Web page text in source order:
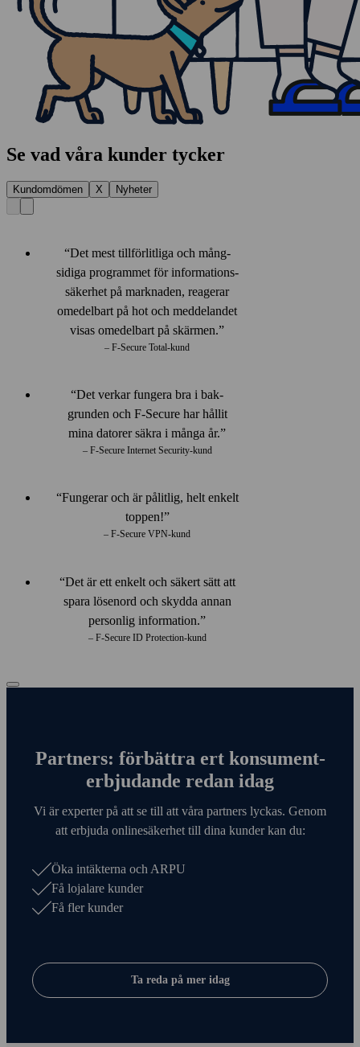
Se vad våra kunder tycker
Kundomdömen X Nyheter
Det mest tillförlitliga och mång­
sidiga programmet för informations­
säkerhet på marknaden, reagerar
omedelbart på hot och meddelandet
visas omedelbart på skärmen.
– F‑Secure Total-kund
Det verkar fungera bra i bak­
grunden och F‑Secure har hållit
mina datorer säkra i många år.
– F‑Secure Internet Security-kund
Fungerar och är pålitlig, helt enkelt
toppen!
– F‑Secure VPN-kund
Det är ett enkelt och säkert sätt att
spara lösen­ord och skydda annan
personlig information.
– F‑Secure ID Protection-kund
Partners: förbättra ert konsument­
erbjudande redan idag
Vi är experter på att se till att våra partners lyckas. Genom
att erbjuda online­säkerhet till dina kunder kan du:
Öka intäkterna och ARPU
Få lojalare kunder
Få fler kunder
Ta reda på mer idag